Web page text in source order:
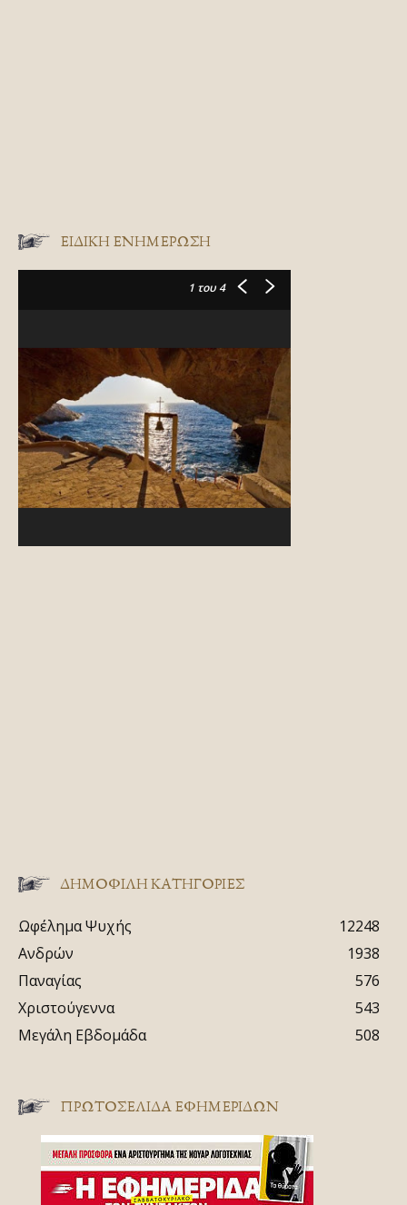
ΕΙΔΙΚΉ ΕΝΗΜΈΡΩΣΗ
1 του 4
ΔΗΜΟΦΙΛΗ ΚΑΤΗΓΟΡΙΕΣ
Ωφέλημα Ψυχής
12248
Ανδρών
1938
Παναγίας
576
Χριστούγεννα
543
Μεγάλη Εβδομάδα
508
ΠΡΩΤΟΣΈΛΙΔΑ ΕΦΗΜΕΡΊΔΩΝ